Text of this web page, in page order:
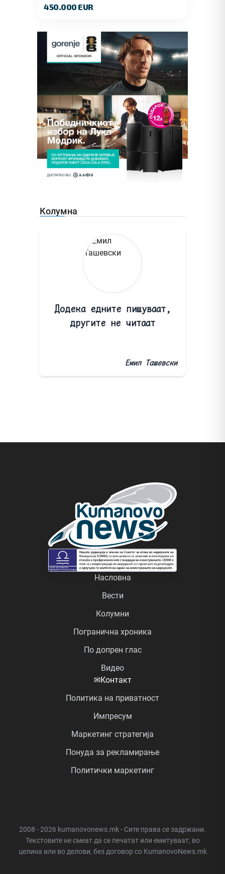
450.000 EUR
Колумна
Додека едните пишуваат,
другите не читаат
Емил Ташевски
Насловна
Вести
Колумни
Погранична хроника
По допрен глас
Видео
✉Контакт
Политика на приватност
Импресум
Маркетинг стратегија
Понуда за рекламирање
Политички маркетинг
2008 - 2026 kumanovonews.mk - Сите права се задржани.
Текстовите не смеат да се печатат или емитуваат, во
целина или во делови, без договор со KumanovoNews.mk